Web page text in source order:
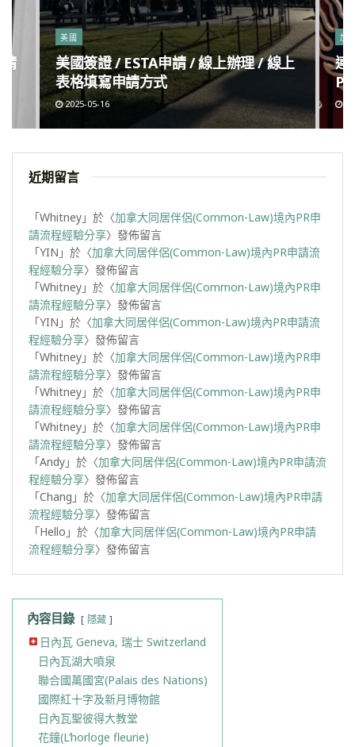
美國
美國簽證 / ESTA申請 / 線上辦理 / 線上
表格填寫申請方式
2025-05-16
加
連
近期留言
「Whitney 」於〈加拿大同居伴侶(Common-Law)境內PR申
請流程經驗分享〉發佈留言
「YIN 」於〈加拿大同居伴侶(Common-Law)境內PR申請流
程經驗分享〉發佈留言
「Whitney 」於〈加拿大同居伴侶(Common-Law)境內PR申
請流程經驗分享〉發佈留言
「YIN 」於〈加拿大同居伴侶(Common-Law)境內PR申請流
程經驗分享〉發佈留言
「Whitney 」於〈加拿大同居伴侶(Common-Law)境內PR申
請流程經驗分享〉發佈留言
「Whitney 」於〈加拿大同居伴侶(Common-Law)境內PR申
請流程經驗分享〉發佈留言
「Whitney 」於〈加拿大同居伴侶(Common-Law)境內PR申
請流程經驗分享〉發佈留言
「Andy 」於〈加拿大同居伴侶(Common-Law)境內PR申請流
程經驗分享〉發佈留言
「Chang 」於〈加拿大同居伴侶(Common-Law)境內PR申請
流程經驗分享〉發佈留言
「Hello 」於〈加拿大同居伴侶(Common-Law)境內PR申請
流程經驗分享〉發佈留言
內容目錄 隱藏
日內瓦 Geneva, 瑞士 Switzerland
日內瓦湖大噴泉
聯合國萬國宮(Palais des Nations)
國際紅十字及新月博物館
日內瓦聖彼得大教堂
花鐘(L’horloge fleurie)